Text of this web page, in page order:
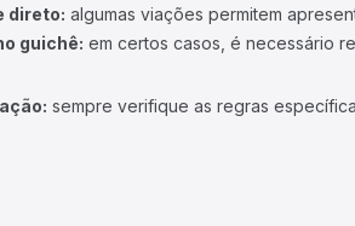
direto: algumas viações permitem
guichê: em certos casos, é necessário
sempre verifique as regras